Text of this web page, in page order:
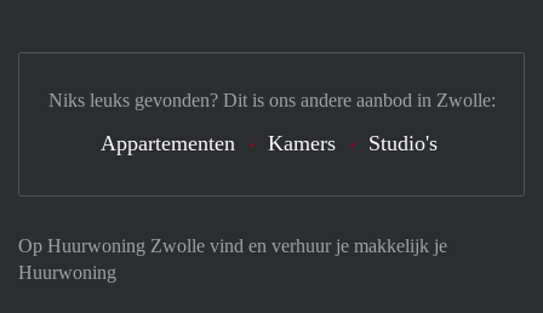
Op Huurwoning Zwolle vind en verhuur je makkelijk je
Huurwoning
Niks leuks gevonden? Dit is ons andere aanbod in Zwolle:
Appartementen Kamers Studio's